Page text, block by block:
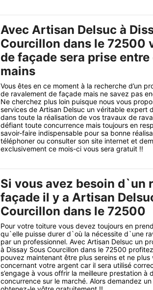
Avec Artisan Delsuc à
Courcillon dans le 72500
de façade sera prise
mains
Vous êtes en ce moment à la recherche d’un
de ravalement de façade mais ne savez pas
Ne cherchez plus loin puisque nous vous
services de Artisan Delsuc un véritable expert
dans toute la réalisation de vos travaux de
défiant toute concurrence mais toujours en
savoir-faire indispensable pour sa bonne
téléphoner ou consulter son site internet et
exclusivement ce mois-ci vous sera gratuit !!
Si vous avez besoin d`un
façade il y a Artisan
Courcillon dans le 72500
Pour votre toiture vous devez toujours en
qu`elle puisse durer d`où la nécessite d`une
par un professionnel. Avec Artisan Delsuc un
à Dissay Sous Courcillon dans le 72500
pouvez maintenant être plus sereins et ne plus
concernant votre argent car il sera utilisé
s’engage à vous offrir la meilleure prestation à
concurrence sur le marché. Alors demandez